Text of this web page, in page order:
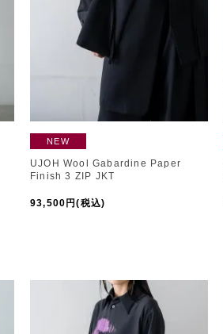
NEW
UJOH Wool Gabardine Paper
Finish 3 ZIP JKT
93,500円(税込)